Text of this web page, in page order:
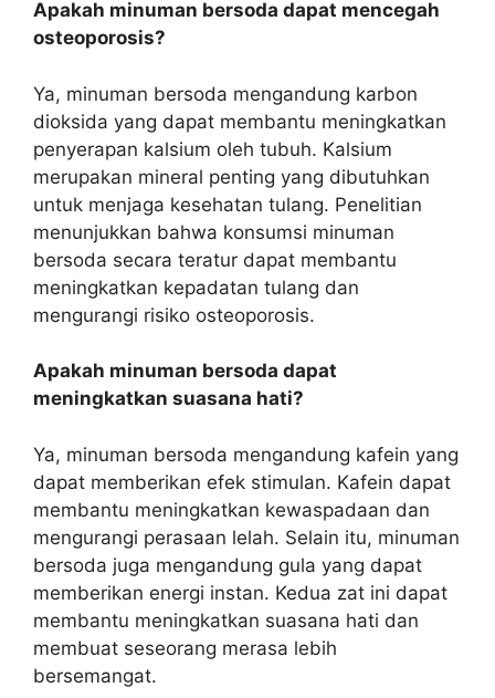
Apakah minuman bersoda dapat mencegah
osteoporosis?
Ya, minuman bersoda mengandung karbon
dioksida yang dapat membantu meningkatkan
penyerapan kalsium oleh tubuh. Kalsium
merupakan mineral penting yang dibutuhkan
untuk menjaga kesehatan tulang. Penelitian
menunjukkan bahwa konsumsi minuman
bersoda secara teratur dapat membantu
meningkatkan kepadatan tulang dan
mengurangi risiko osteoporosis.
Apakah minuman bersoda dapat
meningkatkan suasana hati?
Ya, minuman bersoda mengandung kafein yang
dapat memberikan efek stimulan. Kafein dapat
membantu meningkatkan kewaspadaan dan
mengurangi perasaan lelah. Selain itu, minuman
bersoda juga mengandung gula yang dapat
memberikan energi instan. Kedua zat ini dapat
membantu meningkatkan suasana hati dan
membuat seseorang merasa lebih
bersemangat.